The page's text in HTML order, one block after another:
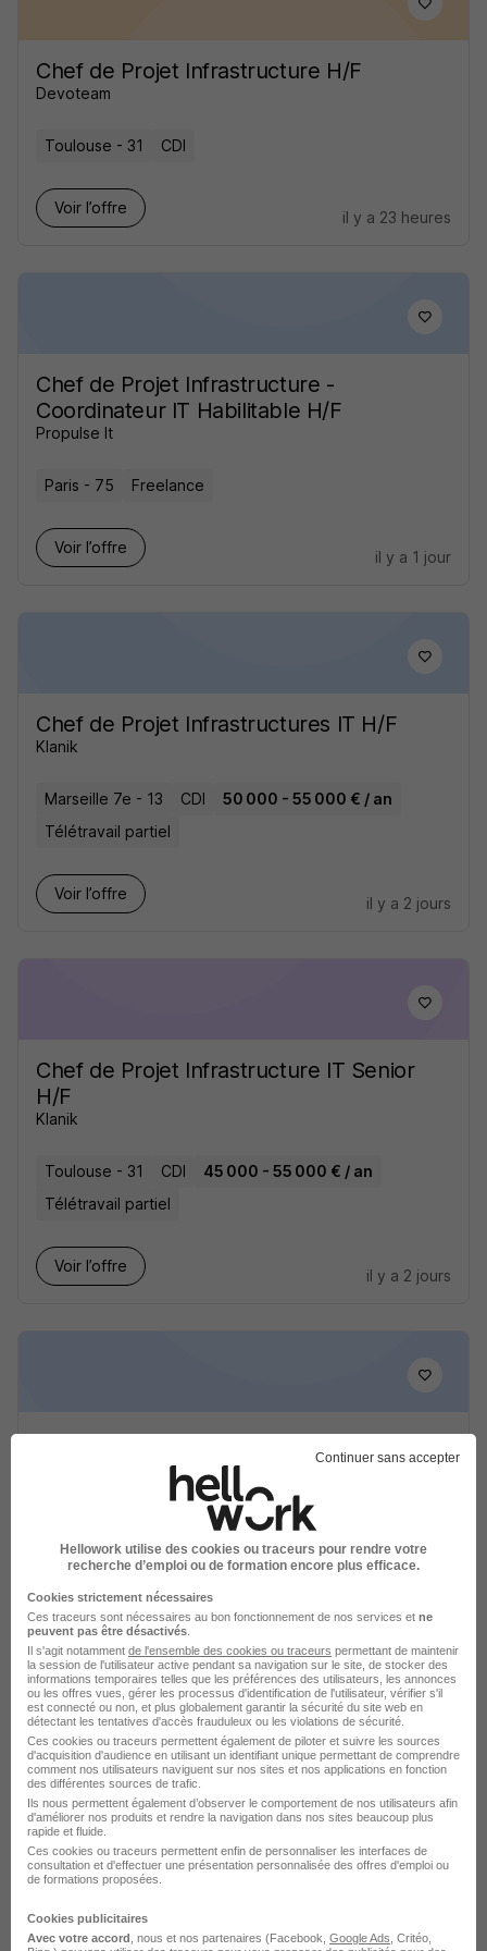
Chef de Projet Infrastructure H/F
Devoteam
Toulouse - 31 CDI
Voir l’offre
il y a 23 heures
Chef de Projet Infrastructure -
Coordinateur IT Habilitable H/F
Propulse It
Paris - 75 Freelance
Voir l’offre
il y a 1 jour
Chef de Projet Infrastructures IT H/F
Klanik
Marseille 7e - 13 CDI
50 000 - 55 000 € / an
Télétravail partiel
Voir l’offre
il y a 2 jours
Chef de Projet Infrastructure IT Senior
H/F
Klanik
Toulouse - 31 CDI
45 000 - 55 000 € / an
Télétravail partiel
Voir l’offre
il y a 2 jours
Chef de Projet Infrastructure - VRD
MANPOWER - LUXEMBOURG
Luxembourg CDI
Voir l’offre
il y a 2 jours
Chef - Cheffe de Projet Infrastructure
Ferroviaire H/F
Artelia
Paris - 75 CDI
Voir l’offre
Continuer sans accepter
Hellowork utilise des cookies ou traceurs pour rendre votre
recherche d’emploi ou de formation encore plus efficace.
Cookies strictement nécessaires
Ces traceurs sont nécessaires au bon fonctionnement de nos services et ne
peuvent pas être désactivés
Il s'agit notamment de l'ensemble des cookies ou traceurs permettant de maintenir
la session de l'utilisateur active pendant sa navigation sur le site, de stocker des
informations temporaires telles que les préférences des utilisateurs, les annonces
ou les offres vues, gérer les processus d'identification de l'utilisateur, vérifier s'il
est connecté ou non, et plus globalement garantir la sécurité du site web en
détectant les tentatives d'accès frauduleux ou les violations de sécurité.
Ces cookies ou traceurs permettent également de piloter et suivre les sources
d'acquisition d'audience en utilisant un identifiant unique permettant de comprendre
comment nos utilisateurs naviguent sur nos sites et nos applications en fonction
des différentes sources de trafic.
Ils nous permettent également d’observer le comportement de nos utilisateurs afin
d'améliorer nos produits et rendre la navigation dans nos sites beaucoup plus
rapide et fluide.
Ces cookies ou traceurs permettent enfin de personnaliser les interfaces de
consultation et d'effectuer une présentation personnalisée des offres d'emploi ou
de formations proposées.
Cookies publicitaires
Avec votre accord , nous et nos partenaires (Facebook, Google Ads , Critéo,